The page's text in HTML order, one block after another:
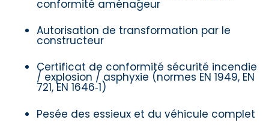
conformité aménageur
Autorisation de transformation par le
constructeur
Certificat de conformité sécurité incendie
/ explosion / asphyxie (normes EN 1949, EN
721, EN 1646‑1)
Pesée des essieux et du véhicule complet